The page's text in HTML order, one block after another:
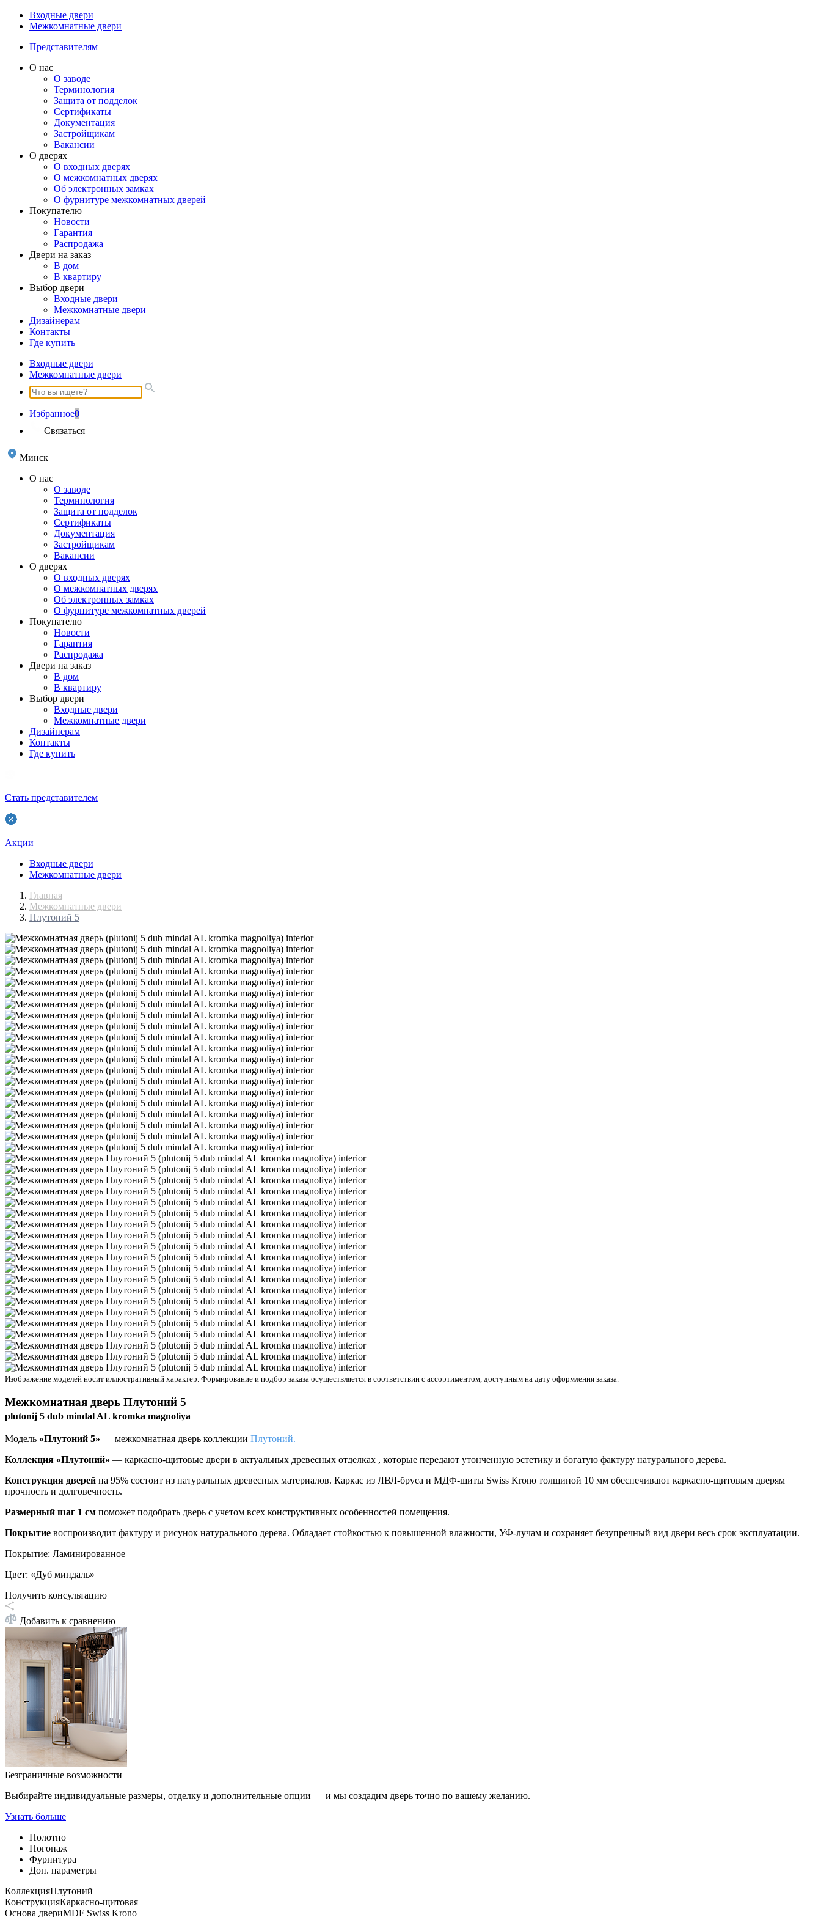
Входные двери
Межкомнатные двери
Представителям
О нас
О заводе
Терминология
Защита от подделок
Сертификаты
Документация
Застройщикам
Вакансии
О дверях
О входных дверях
О межкомнатных дверях
Об электронных замках
О фурнитуре межкомнатных дверей
Покупателю
Новости
Гарантия
Распродажа
Двери на заказ
В дом
В квартиру
Выбор двери
Входные двери
Межкомнатные двери
Дизайнерам
Контакты
Где купить
Входные двери
Межкомнатные двери
Избранное0
Связаться
Минск
О нас
О заводе
Терминология
Защита от подделок
Сертификаты
Документация
Застройщикам
Вакансии
О дверях
О входных дверях
О межкомнатных дверях
Об электронных замках
О фурнитуре межкомнатных дверей
Покупателю
Новости
Гарантия
Распродажа
Двери на заказ
В дом
В квартиру
Выбор двери
Входные двери
Межкомнатные двери
Дизайнерам
Контакты
Где купить
Стать представителем
Акции
Входные двери
Межкомнатные двери
Главная
Межкомнатные двери
Плутоний 5
Изображение моделей носит иллюстративный характер. Формирование и подбор заказа осуществляется в соответствии с ассортиментом, доступным на дату оформления заказа.
Межкомнатная дверь Плутоний 5
plutonij 5 dub mindal AL kromka magnoliya
Модель «Плутоний 5» — межкомнатная дверь коллекции Плутоний.
Коллекция «Плутоний» — каркасно-щитовые двери в актуальных древесных отделках , которые передают утонченную эстетику и богатую фактуру натурального дерева.
Конструкция дверей на 95% состоит из натуральных древесных материалов. Каркас из ЛВЛ-бруса и МДФ-щиты Swiss Krono толщиной 10 мм обеспечивают каркасно-щитовым дверям
прочность и долговечность.
Размерный шаг 1 см поможет подобрать дверь с учетом всех конструктивных особенностей помещения.
Покрытие воспроизводит фактуру и рисунок натурального дерева. Обладает стойкостью к повышенной влажности, УФ-лучам и сохраняет безупречный вид двери весь срок эксплуатации.
Покрытие: Ламинированное
Цвет: «Дуб миндаль»
Получить консультацию
Добавить к сравнению
Безграничные возможности
Выбирайте индивидуальные размеры, отделку и дополнительные опции — и мы создадим дверь точно по вашему желанию.
Узнать больше
Полотно
Погонаж
Фурнитура
Доп. параметры
КоллекцияПлутоний
КонструкцияКаркасно-щитовая
Основа двериMDF Swiss Krono